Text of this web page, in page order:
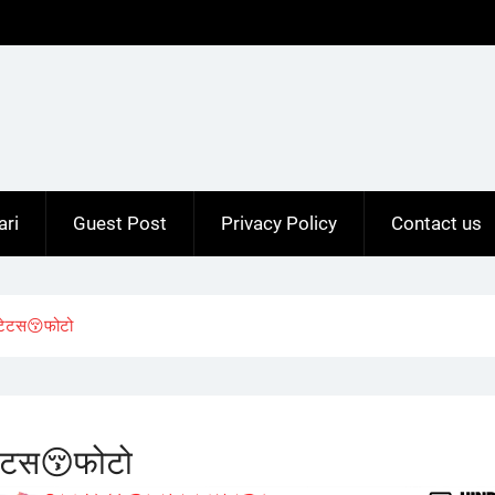
Guest Post Privacy Policy Contact us